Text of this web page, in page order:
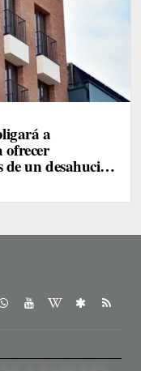
a
ofrecer
un desahucio